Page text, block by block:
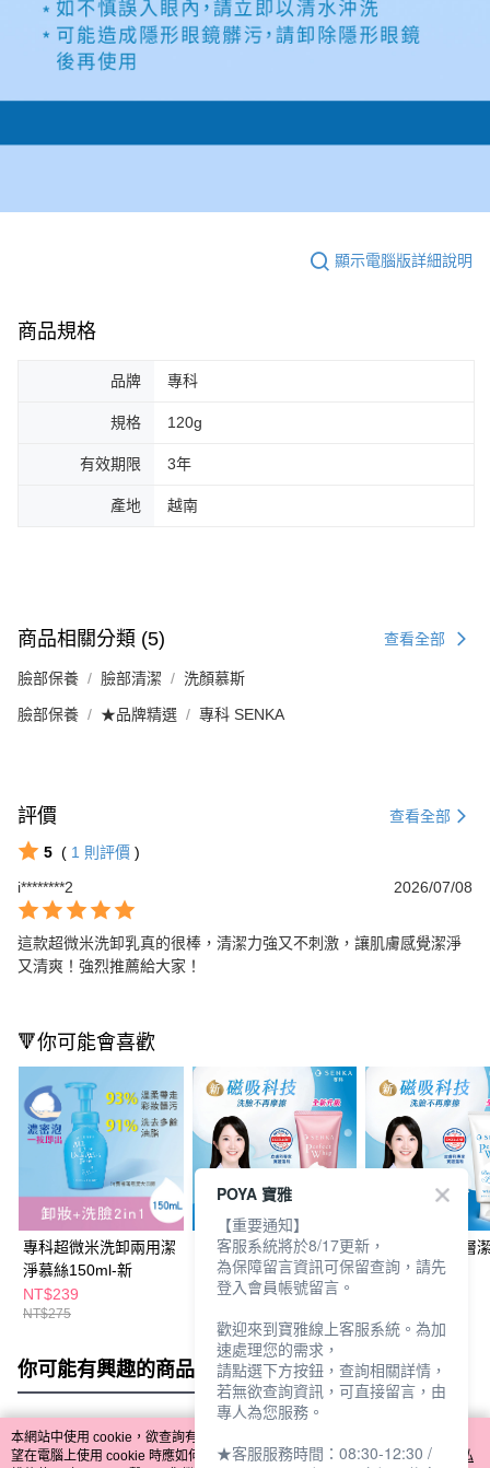
顯示電腦版詳細說明
商品規格
品牌 專科
規格 120g
有效期限 3年
產地 越南
商品相關分類 (5) 查看全部
臉部保養 臉部清潔 洗顏慕斯
臉部保養 ★品牌精選 專科 SENKA
評價 查看全部
5 ( 1 則評價 )
i********2
2026/07/08
這款超微米洗卸乳真的很棒，清潔力強又不刺激，讓肌膚感覺潔淨
又清爽！強烈推薦給大家！
🔻你可能會喜歡
專科超微米洗卸兩用潔
淨慕絲150ml-新
NT$239
NT$275
專科超微米彈潤潔顏乳
120g
NT$165
專科超微米深層
120g
你可能有興趣的商品 全站排行
熱門標籤
本網站中使用 cookie，欲查詢有關本網站使用 cookie 方式之詳情，及若您不希
望在電腦上使用 cookie 時應如何變更電腦的 cookie 設定，請參閱本網站「
隱私
POYA 寶雅
【重要通知】
客服系統將於8/17更新，
為保障留言資訊可保留查詢，請先
登入會員帳號留言。
歡迎來到寶雅線上客服系統。為加
速處理您的需求，
請點選下方按鈕，查詢相關詳情，
若無欲查詢資訊，可直接留言，由
專人為您服務。
★客服服務時間：08:30-12:30 /